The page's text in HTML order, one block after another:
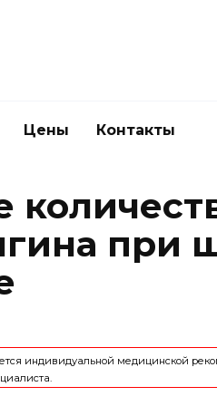
Цены Контакты
при
индивидуальной медицинской